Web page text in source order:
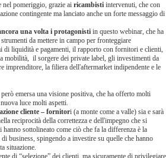
nel pomeriggio, grazie ai ricambisti intervenuti, che con
contingente ma lanciato anche un forte messaggio di
una volta i protagonisti in questo webinar, che ha
da mettere in campo per fronteggiare
liquidità e pagamenti, il rapporto con fornitori e clienti,
mobilità, il sorgere dei private label, gli investimenti da
imprenditore, la filiera dell'aftermarket indipendente e le
emersa una visione positiva, che ha offerto molti
luce molti aspetti.
cliente – fornitori (a monte come a valle) sia e sarà
reciprocità della correttezza e dell'impegno che si
sottolineato come ciò che fa la differenza è la
business, spingendo a investire su quelle che hanno
situazione.
di “selezione” dei clienti, ma sicuramente di privilegiare